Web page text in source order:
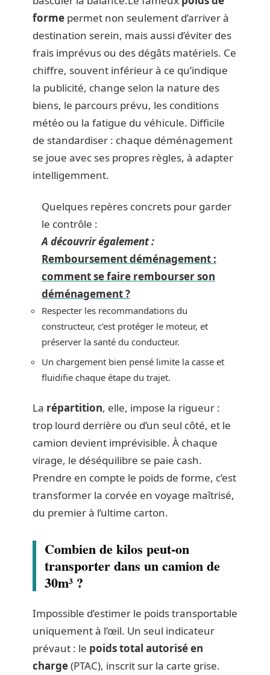
forme permet non seulement d’arriver à
destination serein, mais aussi d’éviter des
frais imprévus ou des dégâts matériels. Ce
chiffre, souvent inférieur à ce qu’indique
la publicité, change selon la nature des
biens, le parcours prévu, les conditions
météo ou la fatigue du véhicule. Difficile
de standardiser : chaque déménagement
se joue avec ses propres règles, à adapter
intelligemment.
Quelques repères concrets pour garder
le contrôle :
A découvrir également :
Remboursement déménagement :
comment se faire rembourser son
déménagement ?
Respecter les recommandations du
constructeur, c’est protéger le moteur, et
préserver la santé du conducteur.
Un chargement bien pensé limite la casse et
fluidifie chaque étape du trajet.
La répartition, elle, impose la rigueur :
trop lourd derrière ou d’un seul côté, et le
camion devient imprévisible. À chaque
virage, le déséquilibre se paie cash.
Prendre en compte le poids de forme, c’est
transformer la corvée en voyage maîtrisé,
du premier à l’ultime carton.
Combien de kilos peut-on
transporter dans un camion de
30m³ ?
Impossible d’estimer le poids transportable
uniquement à l’œil. Un seul indicateur
prévaut : le poids total autorisé en
charge(PTAC), inscrit sur la carte grise.